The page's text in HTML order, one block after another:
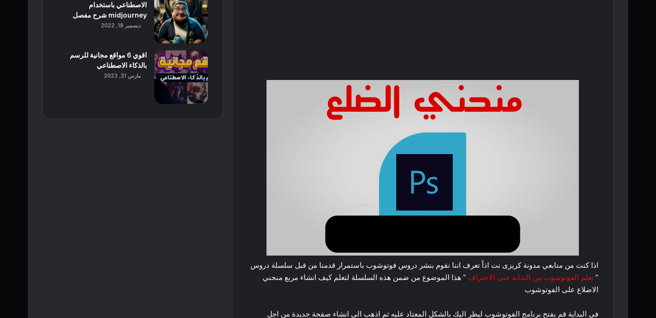
اذا كنت من متابعي مدونة كريزى نت اذاً تعرف اننا نقوم بنشر دروس فوتوشوب باستمرار قدمنا من قبل سلسلة دروس
” تعلم الفوتوشوب من البداية حتى الاحتراف ” هذا الموضوع من ضمن هذه السلسلة لتعلم كيف انشاء مربع منحني
الاضلاع على الفوتوشوب
فى البداية قم بفتح برنامج الفوتوشوب ليظر اليك بالشكل المعتاد عليه ثم اذهب الى انشاء صفحة جديدة من اجل
الاصطناعي باستخدام
midjourney شرح مفصل
ديسمبر 18, 2022
اقوي 6 مواقع مجانية للرسم
بالذكاء الاصطناعي
مارس 31, 2023